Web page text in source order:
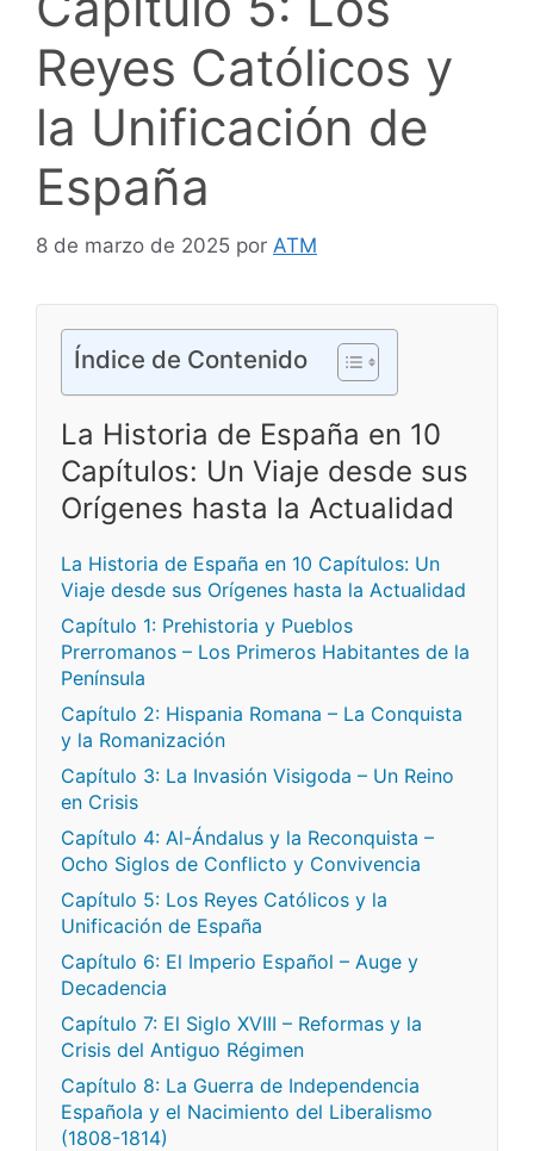
Reyes Católicos y
la Unificación de
España
8 de marzo de 2025 por ATM
Índice de Contenido
La Historia de España en 10
Capítulos: Un Viaje desde sus
Orígenes hasta la Actualidad
La Historia de España en 10 Capítulos: Un
Viaje desde sus Orígenes hasta la Actualidad
Capítulo 1: Prehistoria y Pueblos
Prerromanos – Los Primeros Habitantes de la
Península
Capítulo 2: Hispania Romana – La Conquista
y la Romanización
Capítulo 3: La Invasión Visigoda – Un Reino
en Crisis
Capítulo 4: Al-Ándalus y la Reconquista –
Ocho Siglos de Conflicto y Convivencia
Capítulo 5: Los Reyes Católicos y la
Unificación de España
Capítulo 6: El Imperio Español – Auge y
Decadencia
Capítulo 7: El Siglo XVIII – Reformas y la
Crisis del Antiguo Régimen
Capítulo 8: La Guerra de Independencia
Española y el Nacimiento del Liberalismo
(1808-1814)